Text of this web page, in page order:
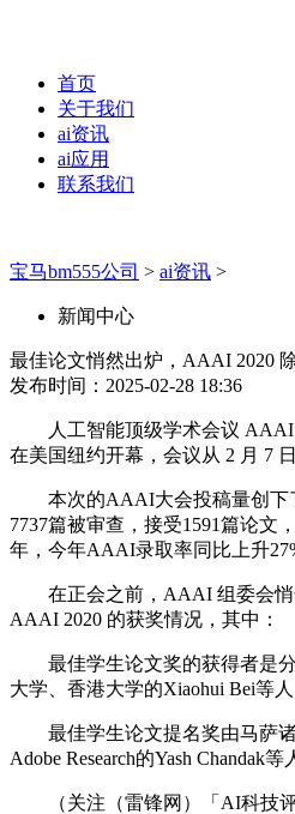
首页
关于我们
ai资讯
ai应用
联系我们
宝马bm555公司 > ai资讯 >
新闻中心
最佳论文悄然出炉，AAAI 2020
发布时间：2025-02-28 18:36
人工智能顶级学术会议 AAAI
在美国纽约开幕，会议从 2 月 7
本次的AAAI大会投稿量创下
7737篇被审查，接受1591篇论文
年，今年AAAI录取率同比上升
在正会之前，AAAI 组委会悄
AAAI 2020 的获奖情况，其中：
最佳学生论文奖的获得者是分
大学、香港大学的Xiaohui Bei等人
最佳学生论文提名奖由马萨诸
Adobe Research的Yash Chandak等
（关注（雷锋网）「AI科技评